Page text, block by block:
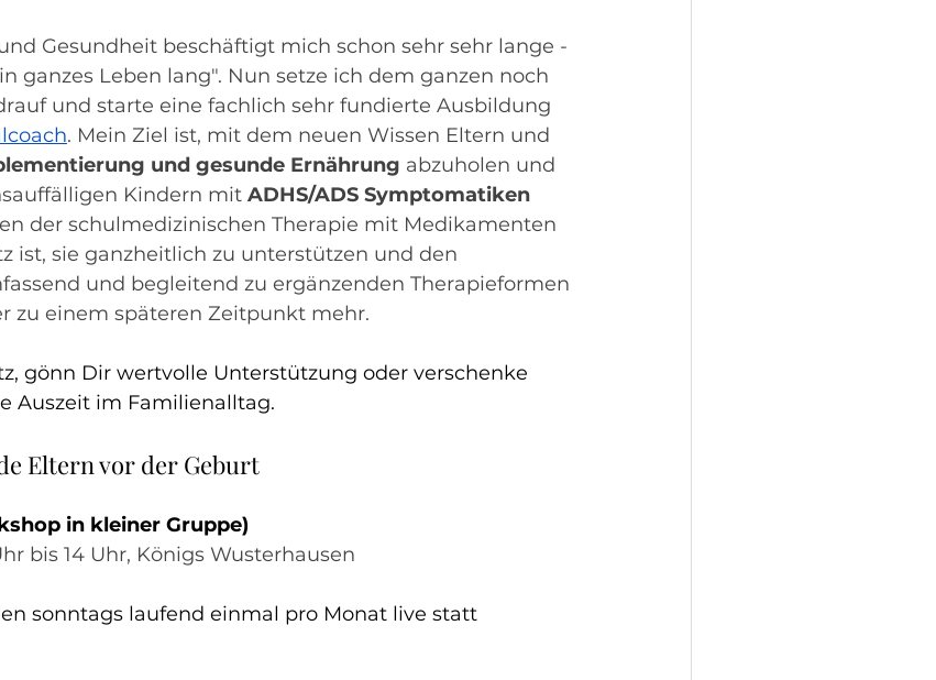
Gesundheit beschäftigt mich schon sehr sehr lange -
ganzes Leben lang". Nun setze ich dem ganzen noch
und starte eine fachlich sehr fundierte Ausbildung
. Mein Ziel ist, mit dem neuen Wissen Eltern und
und gesunde Ernährung abzuholen und
Kindern mit ADHS/ADS Symptomatiken
der schulmedizinischen Therapie mit Medikamenten
ist, sie ganzheitlich zu unterstützen und den
und begleitend zu ergänzenden Therapieformen
zu einem späteren Zeitpunkt mehr.
gönn Dir wertvolle Unterstützung oder verschenke
Auszeit im Familienalltag.
Eltern vor der Geburt
in kleiner Gruppe)
bis 14 Uhr, Königs Wusterhausen
sonntags laufend einmal pro Monat live statt